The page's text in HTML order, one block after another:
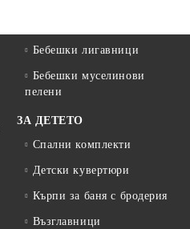
Бебешки лигавници
Бебешки муселинови
пелени
ЗА ДЕТЕТО
Спални комплекти
Детски кувертюри
Кърпи за баня с бродерия
Възглавници